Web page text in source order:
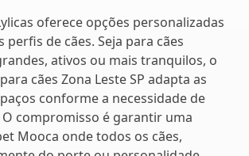
oferece opções personalizadas
de cães. Seja para cães
ativos ou mais tranquilos, o
cães Zona Leste SP adapta as
conforme a necessidade de
O compromisso é garantir uma
Mooca onde todos os cães,